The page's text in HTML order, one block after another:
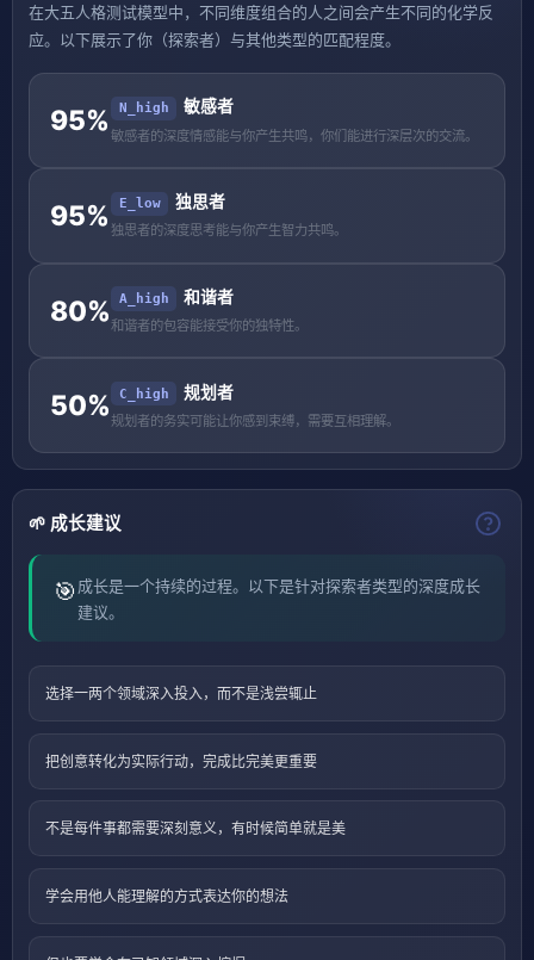
在大五人格测试模型中，不同维度组合的人之间会产生不同的化学反
应。以下展示了你（探索者）与其他类型的匹配程度。
95% N_high 敏感者
敏感者的深度情感能与你产生共鸣，你们能进行深层次的交流。
95% E_low 独思者
独思者的深度思考能与你产生智力共鸣。
80% A_high 和谐者
和谐者的包容能接受你的独特性。
50% C_high 规划者
规划者的务实可能让你感到束缚，需要互相理解。
🌱 成长建议
🎯 成长是一个持续的过程。以下是针对探索者类型的深度成长
建议。
选择一两个领域深入投入，而不是浅尝辄止
把创意转化为实际行动，完成比完美更重要
不是每件事都需要深刻意义，有时候简单就是美
学会用他人能理解的方式表达你的想法